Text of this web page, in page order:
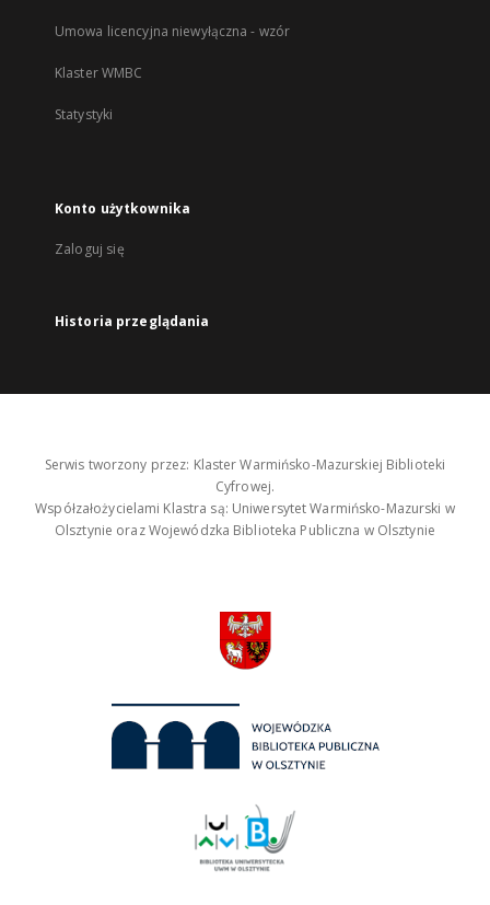
Umowa licencyjna niewyłączna - wzór
Klaster WMBC
Statystyki
Konto użytkownika
Zaloguj się
Historia przeglądania
Serwis tworzony przez: Klaster Warmińsko-Mazurskiej Biblioteki
Cyfrowej.
Współzałożycielami Klastra są: Uniwersytet Warmińsko-Mazurski w
Olsztynie oraz Wojewódzka Biblioteka Publiczna w Olsztynie